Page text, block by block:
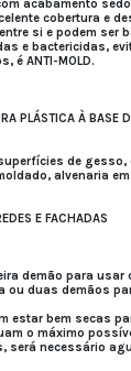
acabamento
cobertura e
si e podem ser
e bactericidas,
é ANTI-MOLD.
PLÁSTICA À BASE
de
alvenaria
E FACHADAS
demão para usar
ou duas demãos
estar bem secas
o máximo
será necessário